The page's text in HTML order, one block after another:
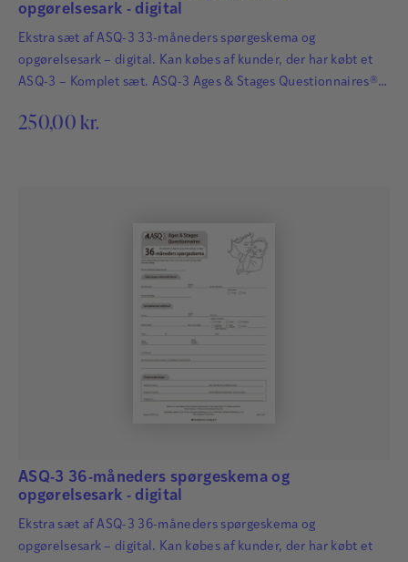
opgørelsesark - digital
Ekstra sæt af ASQ-3 33-måneders spørgeskema og
opgørelsesark – digital. Kan købes af kunder, der har købt et
ASQ-3 – Komplet sæt. ASQ-3 Ages & Stages Questionnaires®
hos småbørn. Det har afgørende betydning for børns fremtid,
250,00 kr.
ASQ-3 36-måneders spørgeskema og
opgørelsesark - digital
Ekstra sæt af ASQ-3 36-måneders spørgeskema og
opgørelsesark – digital. Kan købes af kunder, der har købt et